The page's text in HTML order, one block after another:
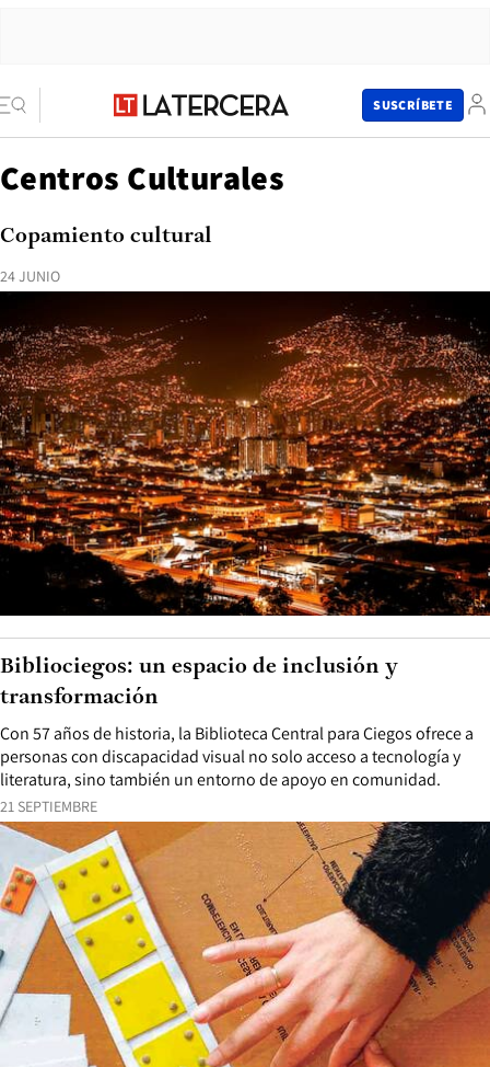
SUSCRÍBETE
Centros Culturales
24 JUNIO
Copamiento cultural
21 SEPTIEMBRE
Con 57 años de historia, la Biblioteca Central para Ciegos ofrece a
personas con discapacidad visual no solo acceso a tecnología y
literatura, sino también un entorno de apoyo en comunidad.
Bibliociegos: un espacio de inclusión y
transformación